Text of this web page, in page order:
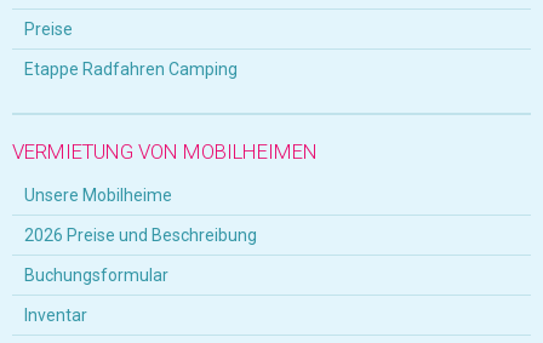
Preise
Etappe Radfahren Camping
VERMIETUNG VON MOBILHEIMEN
Unsere Mobilheime
2026 Preise und Beschreibung
Buchungsformular
Inventar